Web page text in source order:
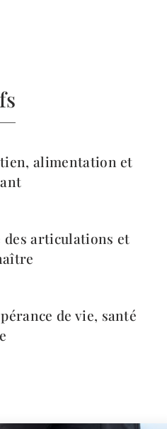
alimentation et
des articulations et
de vie, santé